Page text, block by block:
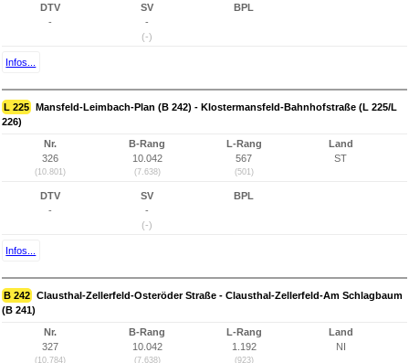
DTV
-
SV
-
(-)
BPL
Infos...
L 225 Mansfeld-Leimbach-Plan (B 242) - Klostermansfeld-Bahnhofstraße (L 225/L
226)
Nr.
326
(10.801)
B-Rang
10.042
(7.638)
L-Rang
567
(501)
Land
ST
DTV
-
SV
-
(-)
BPL
Infos...
B 242 Clausthal-Zellerfeld-Osteröder Straße - Clausthal-Zellerfeld-Am Schlagbaum
(B 241)
Nr.
327
(10.784)
B-Rang
10.042
(7.638)
L-Rang
1.192
(923)
Land
NI